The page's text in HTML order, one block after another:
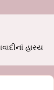
હાસ્ય